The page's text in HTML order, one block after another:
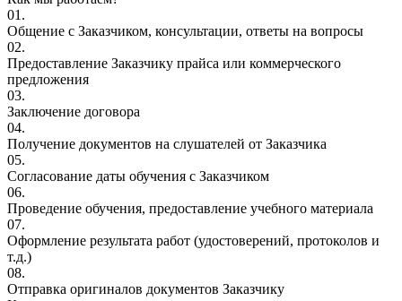
01.
Общение с Заказчиком, консультации, ответы на вопросы
02.
Предоставление Заказчику прайса или коммерческого
предложения
03.
Заключение договора
04.
Получение документов на слушателей от Заказчика
05.
Согласование даты обучения с Заказчиком
06.
Проведение обучения, предоставление учебного материала
07.
Оформление результата работ (удостоверений, протоколов и
т.д.)
08.
Отправка оригиналов документов Заказчику